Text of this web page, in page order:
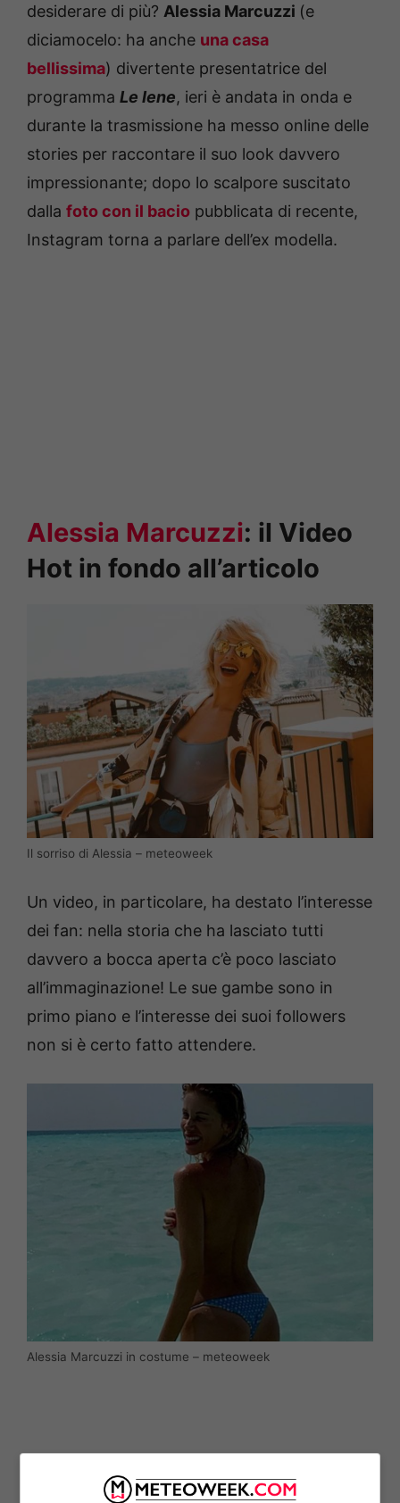
desiderare di più? Alessia Marcuzzi (e
diciamocelo: ha anche una casa
bellissima) divertente presentatrice del
programma Le Iene, ieri è andata in onda e
durante la trasmissione ha messo online delle
stories per raccontare il suo look davvero
impressionante; dopo lo scalpore suscitato
dalla foto con il bacio pubblicata di recente,
Instagram torna a parlare dell’ex modella.
Alessia Marcuzzi: il Video
Hot in fondo all’articolo
Il sorriso di Alessia – meteoweek
Un video, in particolare, ha destato l’interesse
dei fan: nella storia che ha lasciato tutti
davvero a bocca aperta c’è poco lasciato
all’immaginazione! Le sue gambe sono in
primo piano e l’interesse dei suoi followers
non si è certo fatto attendere.
Alessia Marcuzzi in costume – meteoweek